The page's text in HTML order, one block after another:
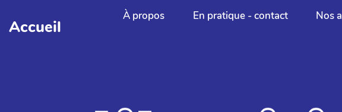
Aller au contenu principal
Accueil
À propos En pratique - contact Nos